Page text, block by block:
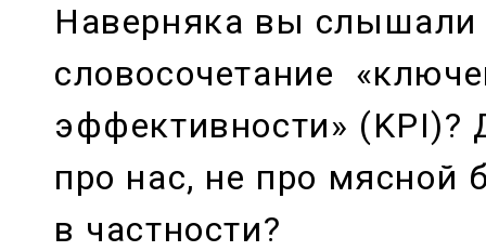
Наверняка вы слышали
словосочетание
эффективности» (KPI)?
про нас, не про мясной
в частности?